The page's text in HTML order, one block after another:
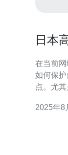
日本
在当前网
如何保
点。尤
的防御能
2025年8